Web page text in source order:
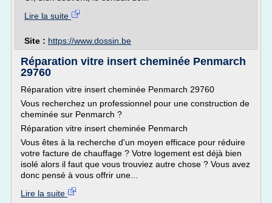
Lire la suite
Site : https://www.dossin.be
Réparation vitre insert cheminée Penmarch
29760
Réparation vitre insert cheminée Penmarch 29760
Vous recherchez un professionnel pour une construction de
cheminée sur Penmarch ?
Réparation vitre insert cheminée Penmarch
Vous êtes à la recherche d'un moyen efficace pour réduire
votre facture de chauffage ? Votre logement est déjà bien
isolé alors il faut que vous trouviez autre chose ? Vous avez
donc pensé à vous offrir une...
Lire la suite